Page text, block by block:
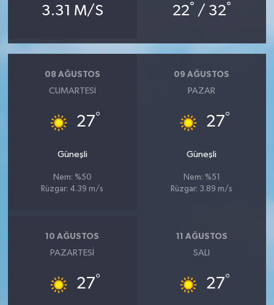
3.31 M/S 22° / 32°
08 AĞUSTOS
CUMARTESI
27°
Güneşli
Nem: %50
Rüzgar: 4.39 m/s
09 AĞUSTOS
PAZAR
27°
Güneşli
Nem: %51
Rüzgar: 3.89 m/s
10 AĞUSTOS
PAZARTESI
27°
11 AĞUSTOS
SALI
27°